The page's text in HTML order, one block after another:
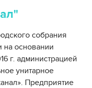
собрания
на основании
г. администрацией
унитарное
Предприятие